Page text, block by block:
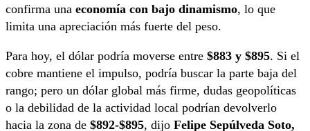
confirma una economía con bajo dinamismo, lo que
limita una apreciación más fuerte del peso.
Para hoy, el dólar podría moverse entre $883 y $895. Si el
cobre mantiene el impulso, podría buscar la parte baja del
rango; pero un dólar global más firme, dudas geopolíticas
o la debilidad de la actividad local podrían devolverlo
hacia la zona de $892-$895, dijo Felipe Sepúlveda Soto,